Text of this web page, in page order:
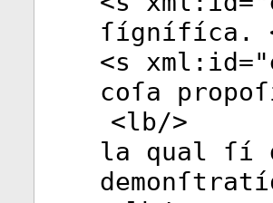
ſígnífíca.
<s xml:id="
coſa
<lb/>
la qual ſí